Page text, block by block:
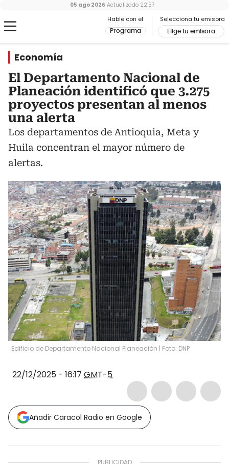
Hable con el
Programa
Selecciona tu emisora
Elige tu emisora
05 ago 2026 Actualizado 22:57
Economía
El Departamento Nacional de
Planeación identificó que 3.275
proyectos presentan al menos
una alerta
Los departamentos de Antioquia, Meta y
Huila concentran el mayor número de
alertas.
Edificio de Departamento Nacional Planeación | Foto: DNP
22/12/2025 - 16:17 GMT-5
Añadir Caracol Radio en Google